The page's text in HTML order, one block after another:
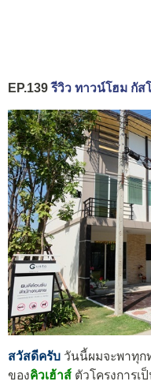
EP.139รีวิว ทาวน์โฮม กัส
สวัสดีครับ วันนี้ผมจะพาทุก
ของคิวเฮ้าส์ ตัวโครงการ